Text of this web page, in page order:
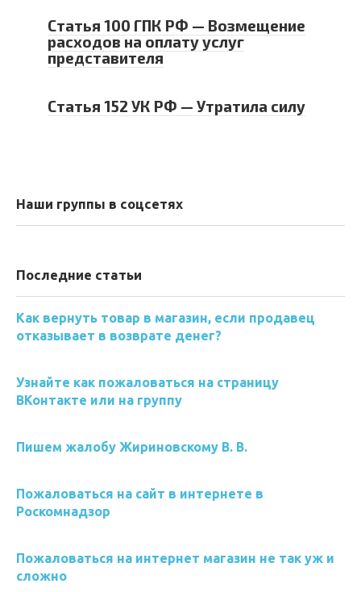
Статья 100 ГПК РФ — Возмещение
расходов на оплату услуг
представителя
Статья 152 УК РФ — Утратила силу
Наши группы в соцсетях
Последние статьи
Как вернуть товар в магазин, если продавец
отказывает в возврате денег?
Узнайте как пожаловаться на страницу
ВКонтакте или на группу
Пишем жалобу Жириновскому В. В.
Пожаловаться на сайт в интернете в
Роскомнадзор
Пожаловаться на интернет магазин не так уж и
сложно